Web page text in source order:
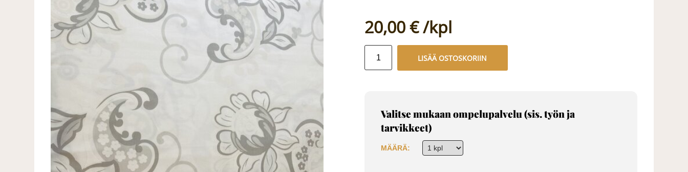
20,00 €
LISÄÄ OSTOSKORIIN
Valitse mukaan ompelupalvelu (sis. työn ja
tarvikkeet)
MÄÄRÄ: